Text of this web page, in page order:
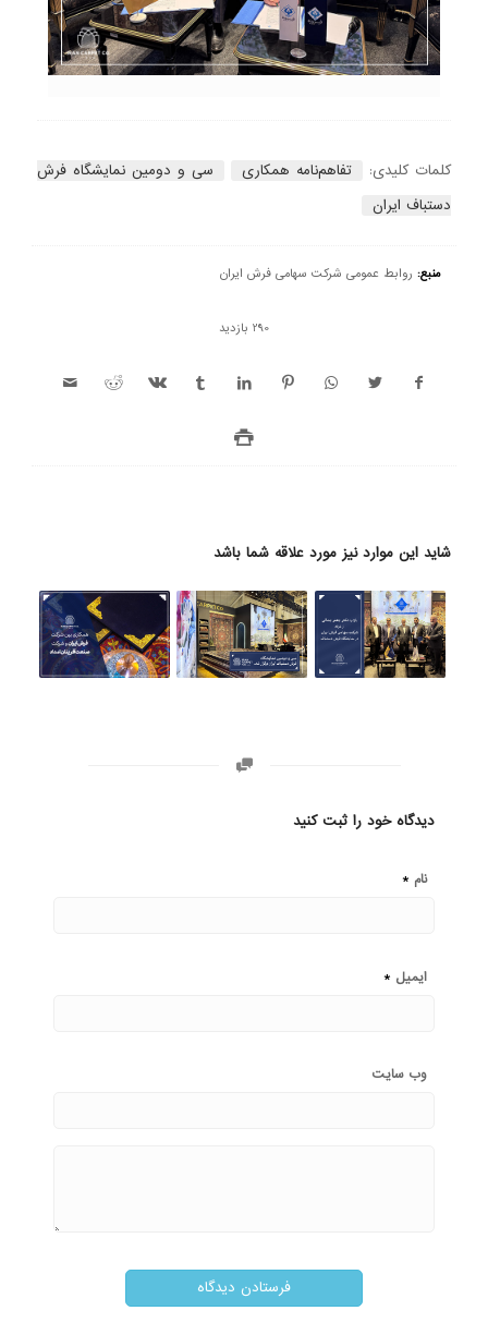
کلمات کلیدی: تفاهم‌نامه همکاری
سی و دومین نمایشگاه فرش
دستباف ایران
منبع: روابط عمومی شرکت سهامی فرش ایران
290 بازدید
شاید این موارد نیز مورد علاقه شما باشد
دیدگاه خود را ثبت کنید
نام *
ایمیل *
وب‌ سایت